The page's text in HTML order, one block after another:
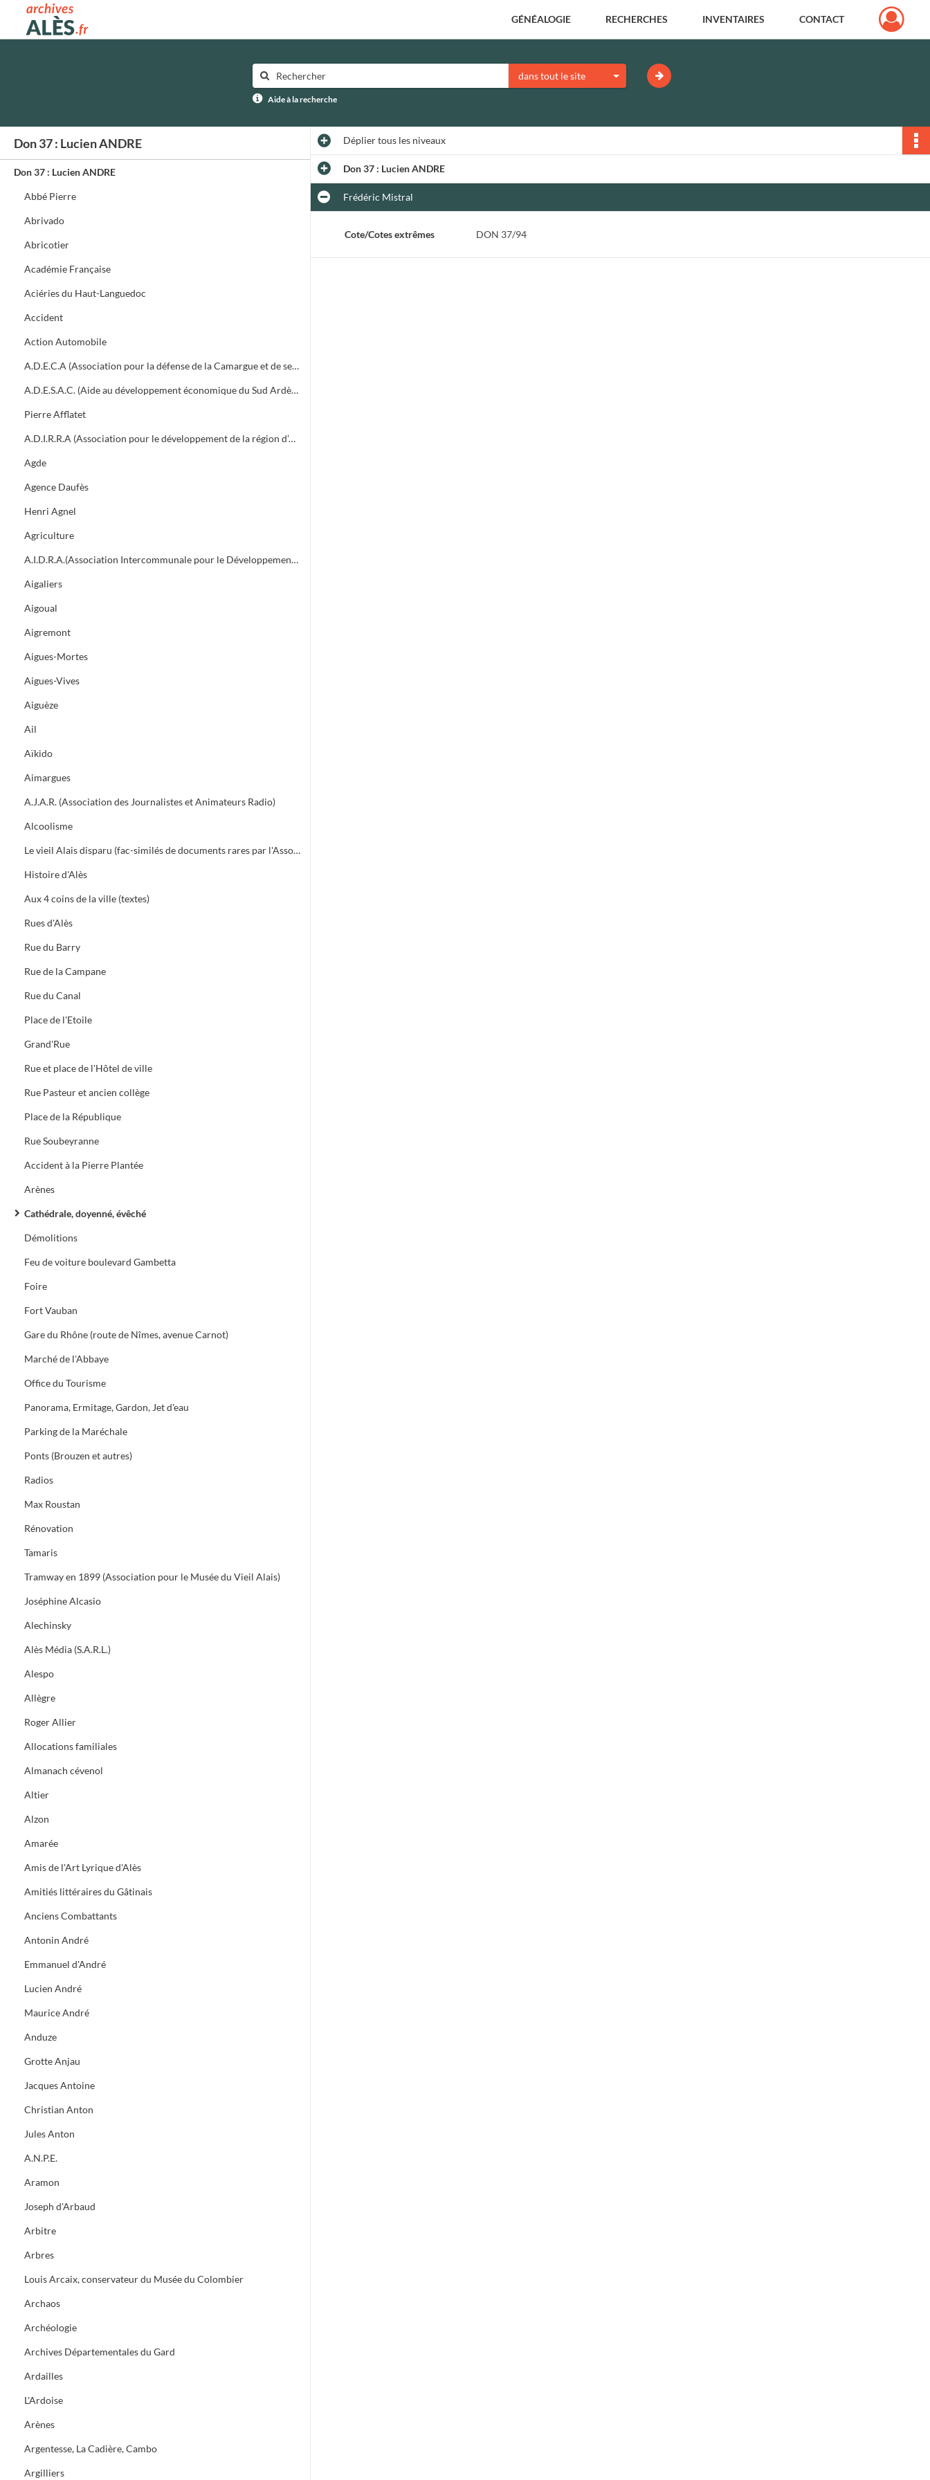
Archives municipales d'Alès GÉNÉALOGIE RECHERCHES INVENTAIRES CONTACT
dans tout le site
Aide à la recherche
Don 37 : Lucien ANDRE
Don 37 : Lucien ANDRE
Abbé Pierre
Abrivado
Abricotier
Académie Française
Aciéries du Haut-Languedoc
Accident
Action Automobile
A.D.E.C.A (Association pour la défense de la Camargue et de ses traditions)
A.D.E.S.A.C. (Aide au développement économique du Sud Ardèche et des Cévennes)
Pierre Afflatet
A.D.I.R.R.A (Association pour le développement de la région d’Alès)
Agde
Agence Daufès
Henri Agnel
Agriculture
A.I.D.R.A.(Association Intercommunale pour le Développement de la Région d'Alès)
Aigaliers
Aigoual
Aigremont
Aigues-Mortes
Aigues-Vives
Aiguèze
Ail
Aïkido
Aimargues
A.J.A.R. (Association des Journalistes et Animateurs Radio)
Alcoolisme
Le vieil Alais disparu (fac-similés de documents rares par l'Association des Amis du vieil Alais)
Histoire d'Alès
Aux 4 coins de la ville (textes)
Rues d'Alès
Rue du Barry
Rue de la Campane
Rue du Canal
Place de l'Etoile
Grand'Rue
Rue et place de l'Hôtel de ville
Rue Pasteur et ancien collège
Place de la République
Rue Soubeyranne
Accident à la Pierre Plantée
Arènes
Cathédrale, doyenné, évêché
Démolitions
Feu de voiture boulevard Gambetta
Foire
Fort Vauban
Gare du Rhône (route de Nîmes, avenue Carnot)
Marché de l'Abbaye
Office du Tourisme
Panorama, Ermitage, Gardon, Jet d'eau
Parking de la Maréchale
Ponts (Brouzen et autres)
Radios
Max Roustan
Rénovation
Tamaris
Tramway en 1899 (Association pour le Musée du Vieil Alais)
Joséphine Alcasio
Alechinsky
Alès Média (S.A.R.L.)
Alespo
Allègre
Roger Allier
Allocations familiales
Almanach cévenol
Altier
Alzon
Amarée
Amis de l'Art Lyrique d'Alès
Amitiés littéraires du Gâtinais
Anciens Combattants
Antonin André
Emmanuel d'André
Lucien André
Maurice André
Anduze
Grotte Anjau
Jacques Antoine
Christian Anton
Jules Anton
A.N.P.E.
Aramon
Joseph d'Arbaud
Arbitre
Arbres
Louis Arcaix, conservateur du Musée du Colombier
Archaos
Archéologie
Archives Départementales du Gard
Ardailles
L'Ardoise
Arènes
Argentesse, La Cadière, Cambo
Argilliers
Dépliertous les niveaux
Don 37 : Lucien ANDRE
Frédéric Mistral
Cote/Cotes extrêmes DON 37/94